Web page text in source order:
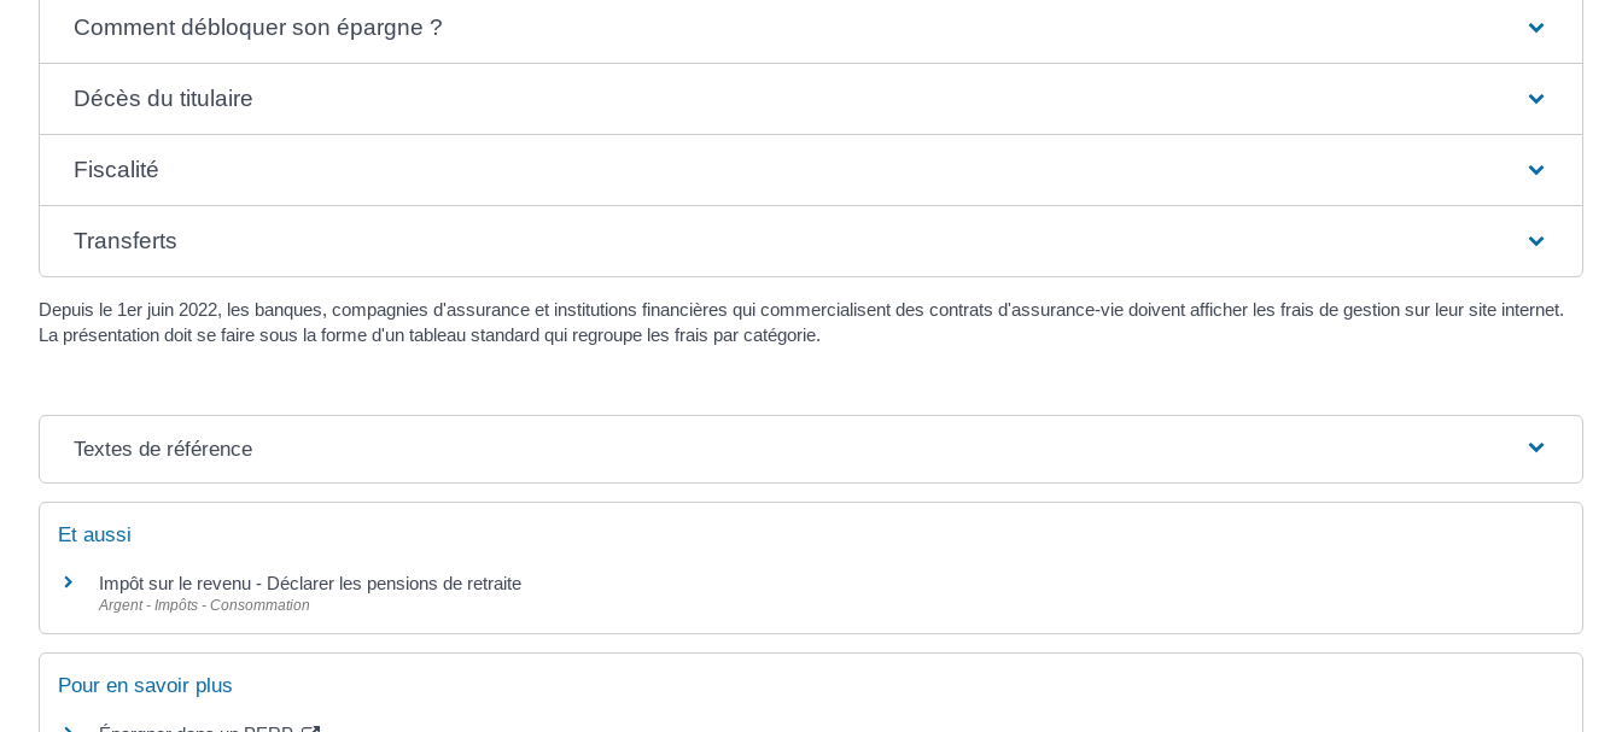
Comment débloquer son épargne ?
Décès du titulaire
Fiscalité
Transferts
Depuis le 1er juin 2022, les banques, compagnies d'assurance et institutions financières qui commercialisent des contrats d'assurance-vie doivent afficher les frais de gestion sur leur site internet.
La présentation doit se faire sous la forme d'un tableau standard qui regroupe les frais par catégorie.
Textes de référence
Et aussi
Impôt sur le revenu - Déclarer les pensions de retraite
Argent - Impôts - Consommation
Pour en savoir plus